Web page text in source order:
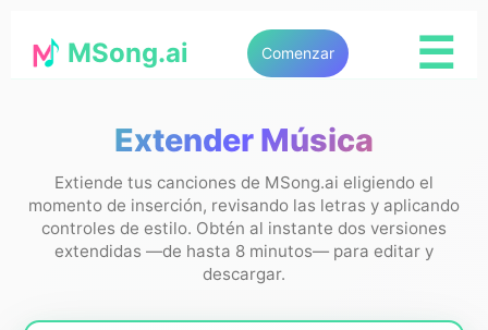
MSong.ai Comenzar ☰
Extender Música
Extiende tus canciones de MSong.ai eligiendo el
momento de inserción, revisando las letras y aplicando
controles de estilo. Obtén al instante dos versiones
extendidas —de hasta 8 minutos— para editar y
descargar.